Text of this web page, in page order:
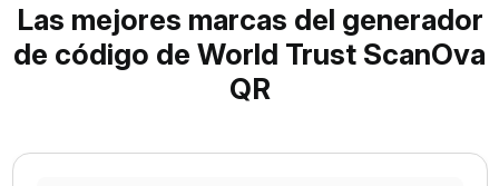
Las mejores marcas del generador
de código de World Trust ScanOva
QR